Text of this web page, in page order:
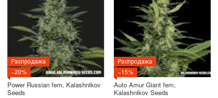
Распродажа
−20%
Power Russian fem, Kalashnikov
Seeds
Распродажа
−15%
Auto Amur Giant fem,
Kalashnikov Seeds